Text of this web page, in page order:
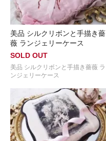
美品 シルクリボンと手描き薔
薇 ランジェリーケース
SOLD OUT
美品 シルクリボンと手描き薔薇 ラ
ンジェリーケース